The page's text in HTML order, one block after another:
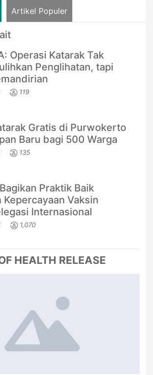
Artikel Populer
Operasi Katarak Tak
Penglihatan, tapi
119
Gratis di Purwokerto
Baru bagi 500 Warga
135
Praktik Baik
Kepercayaan Vaksin
Internasional
1,070
HEALTH RELEASE